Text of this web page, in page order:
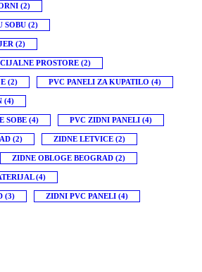
(2)
SOBU (2)
(2)
PROSTORE (2)
(2) PVC PANELI ZA KUPATILO (4)
(4)
SOBE (4) PVC ZIDNI PANELI (4)
(2) ZIDNE LETVICE (2)
ZIDNE OBLOGE BEOGRAD (2)
(4)
(3) ZIDNI PVC PANELI (4)